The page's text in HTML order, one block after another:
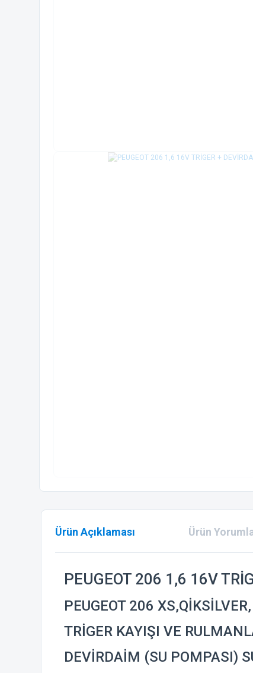
Ürün Açıklaması Ürün
PEUGEOT 206 1,6 16V
PEUGEOT 206
TRİGER KAYIŞI VE
DEVİRDAİM (SU POMPASI)